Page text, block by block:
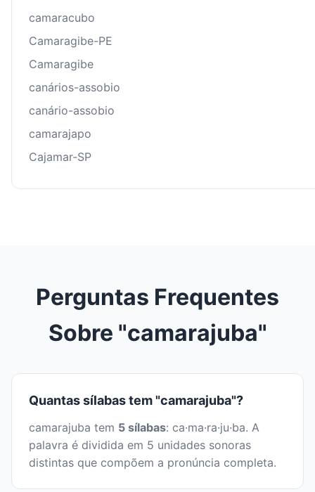
camaracubo
Camaragibe-PE
Camaragibe
canários-assobio
canário-assobio
camarajapo
Cajamar-SP
Perguntas Frequentes
Sobre "camarajuba"
Quantas sílabas tem "camarajuba"?
camarajuba tem 5 sílabas: ca·ma·ra·ju·ba. A
palavra é dividida em 5 unidades sonoras
distintas que compõem a pronúncia completa.